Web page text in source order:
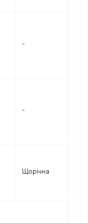
-
-
Щорічна